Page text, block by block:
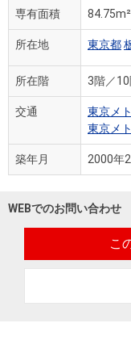
住まいと
暮らしの
税金の本
（電子ブ
ック）
ック）
専有面積 84.75m²
所在地 東京都
所在階 3階／
交通 東京メ
東京メ
築年月 2000年
WEBでのお問い合わせ
こ